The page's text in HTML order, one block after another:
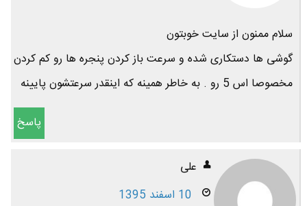
سلام ممنون از سایت خوبتون
گوشی ها دستکاری شده و سرعت باز کردن پنجره ها رو کم کردن
مخصوصا اس 5 رو . به خاطر همینه که اینقدر سرعتشون پایینه
پاسخ
علی
10 اسفند 1395